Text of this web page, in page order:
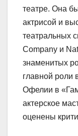
театре. Она
актрисой и
театральных
Company и
знаменитых
главной роли
Офелии в
актерское
оценены